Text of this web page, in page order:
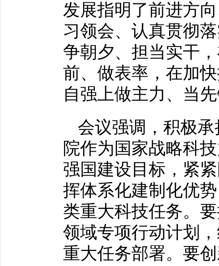
发展指明了前进方
习领会、认真贯彻
争朝夕、担当实干
前、做表率，在加
自强上做主力、当
会议强调，积极
院作为国家战略科
强国建设目标，紧
挥体系化建制化优
类重大科技任务。
领域专项行动计划
重大任务部署。要